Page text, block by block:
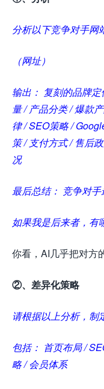
分析以下竞争对手网
（网址）
输出： 复刻的品牌
量 / 产品分类 / 爆款
律 / SEO策略 /
策 / 支付方式 / 售后
况
最后总结： 竞争对手
如果我是后来者，有
你看，AI几乎把对方
②、差异化策略
请根据以上分析，制
包括： 首页布局 /
略 / 会员体系